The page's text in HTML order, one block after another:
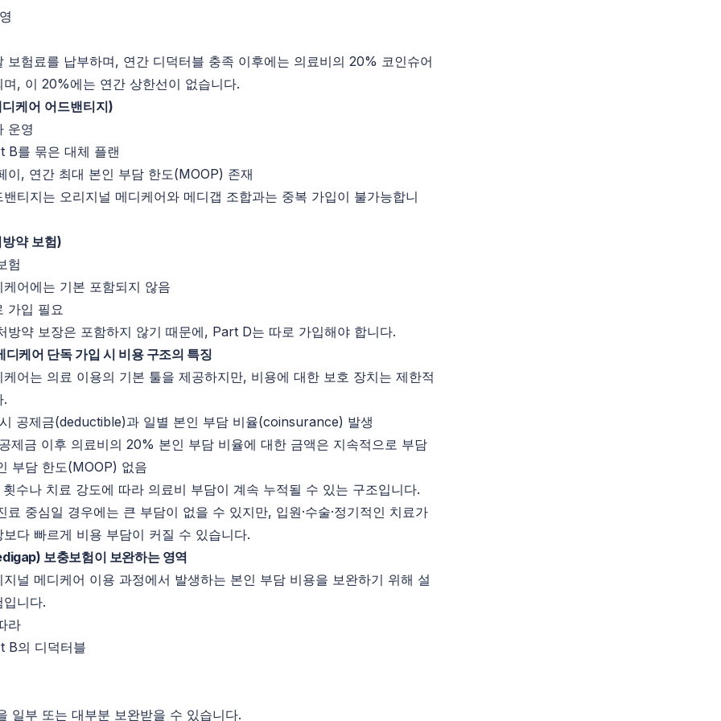
보험료를 납부하며, 연간 디덕터블 충족 이후에는 의료비의 20% 코인슈어
며, 이 20%에는 연간 상한선이 없습니다.
케어 어드밴티지)
운영
B를 묶은 대체 플랜
이, 연간 최대 본인 부담 한도(MOOP) 존재
티지는 오리지널 메디케어와 메디갭 조합과는 중복 가입이 불가능합니
약 보험)
험
어에는 기본 포함되지 않음
가입 필요
방약 보장은 포함하지 않기 때문에, Part D는 따로 가입해야 합니다.
케어 단독 가입 시 비용 구조의 특징
케어는 의료 이용의 기본 툴을 제공하지만, 비용에 대한 보호 장치는 제한적
.
공제금(deductible)과 일별 본인 부담 비율(coinsurance) 발생
제금 이후 의료비의 20% 본인 부담 비율에 대한 금액은 지속적으로 부담
부담 한도(MOOP) 없음
수나 치료 강도에 따라 의료비 부담이 계속 누적될 수 있는 구조입니다.
료 중심일 경우에는 큰 부담이 없을 수 있지만, 입원·수술·정기적인 치료가
다 빠르게 비용 부담이 커질 수 있습니다.
) 보충보험이 보완하는 영역
널 메디케어 이용 과정에서 발생하는 본인 부담 비용을 보완하기 위해 설
니다.
라
B의 디덕터블
일부 또는 대부분 보완받을 수 있습니다.